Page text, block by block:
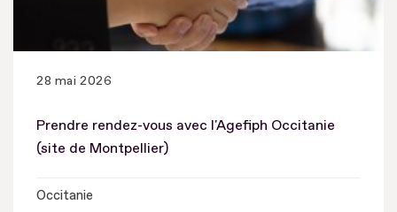
28 mai 2026
Prendre rendez-vous avec l'Agefiph Occitanie
(site de Montpellier)
Occitanie